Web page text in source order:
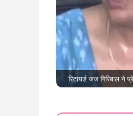
रिटायर्ड जज गिरिबाल ने